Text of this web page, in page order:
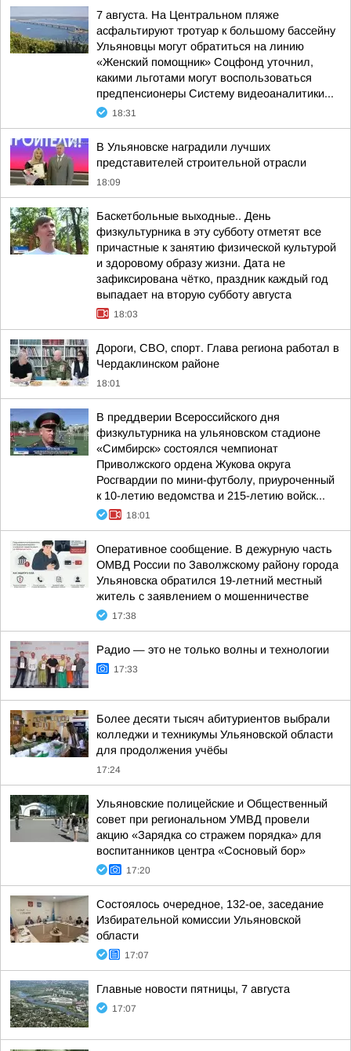
7 августа. На Центральном пляже
асфальтируют тротуар к большому бассейну
Ульяновцы могут обратиться на линию
«Женский помощник» Соцфонд уточнил,
какими льготами могут воспользоваться
предпенсионеры Систему видеоаналитики...
18:31
В Ульяновске наградили лучших
представителей строительной отрасли
18:09
Баскетбольные выходные.. День
физкультурника в эту субботу отметят все
причастные к занятию физической культурой
и здоровому образу жизни. Дата не
зафиксирована чётко, праздник каждый год
выпадает на вторую субботу августа
18:03
Дороги, СВО, спорт. Глава региона работал в
Чердаклинском районе
18:01
В преддверии Всероссийского дня
физкультурника на ульяновском стадионе
«Симбирск» состоялся чемпионат
Приволжского ордена Жукова округа
Росгвардии по мини-футболу, приуроченный
к 10-летию ведомства и 215-летию войск...
18:01
Оперативное сообщение. В дежурную часть
ОМВД России по Заволжскому району города
Ульяновска обратился 19-летний местный
житель с заявлением о мошенничестве
17:38
Радио — это не только волны и технологии
17:33
Более десяти тысяч абитуриентов выбрали
колледжи и техникумы Ульяновской области
для продолжения учёбы
17:24
Ульяновские полицейские и Общественный
совет при региональном УМВД провели
акцию «Зарядка со стражем порядка» для
воспитанников центра «Сосновый бор»
17:20
Состоялось очередное, 132-ое, заседание
Избирательной комиссии Ульяновской
области
17:07
Главные новости пятницы, 7 августа
17:07